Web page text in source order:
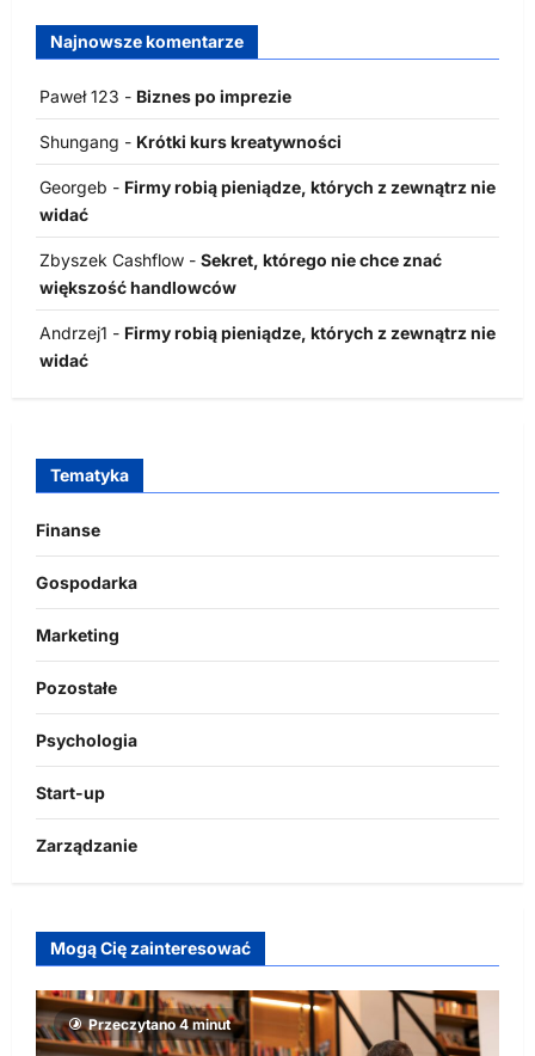
Najnowsze komentarze
Paweł 123 - Biznes po imprezie
Shungang - Krótki kurs kreatywności
Georgeb - Firmy robią pieniądze, których z zewnątrz nie
widać
Zbyszek Cashflow - Sekret, którego nie chce znać
większość handlowców
Andrzej1 - Firmy robią pieniądze, których z zewnątrz nie
widać
Tematyka
Finanse
Gospodarka
Marketing
Pozostałe
Psychologia
Start-up
Zarządzanie
Mogą Cię zainteresować
Przeczytano 4 minut